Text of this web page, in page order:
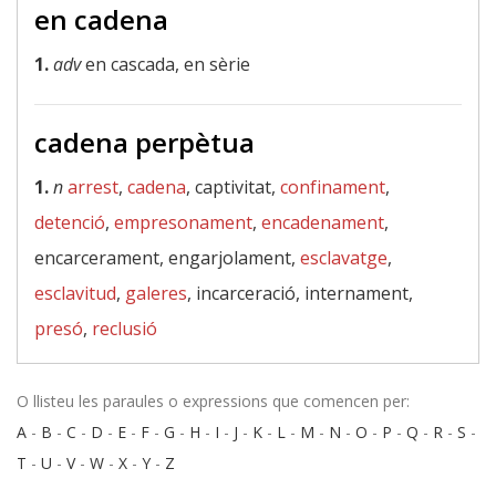
en cadena
1.adven cascada, en sèrie
cadena perpètua
1.narrest, cadena, captivitat, confinament,
detenció, empresonament, encadenament,
encarcerament, engarjolament, esclavatge,
esclavitud, galeres, incarceració, internament,
presó, reclusió
O llisteu les paraules o expressions que comencen per:
A - B - C - D - E - F - G - H - I - J - K - L - M - N - O - P - Q - R - S -
T - U - V- W - X - Y - Z